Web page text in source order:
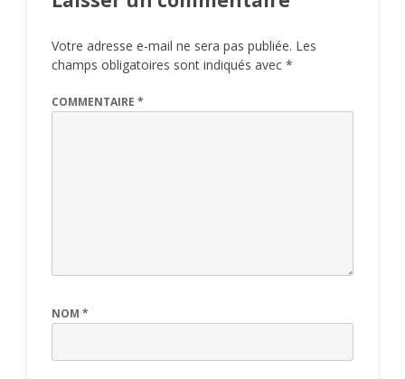
Votre adresse e-mail ne sera pas publiée. Les
champs obligatoires sont indiqués avec *
COMMENTAIRE *
NOM *